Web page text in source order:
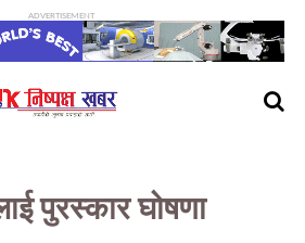
ADVERTISEMENT
पुरस्कार घोषणा